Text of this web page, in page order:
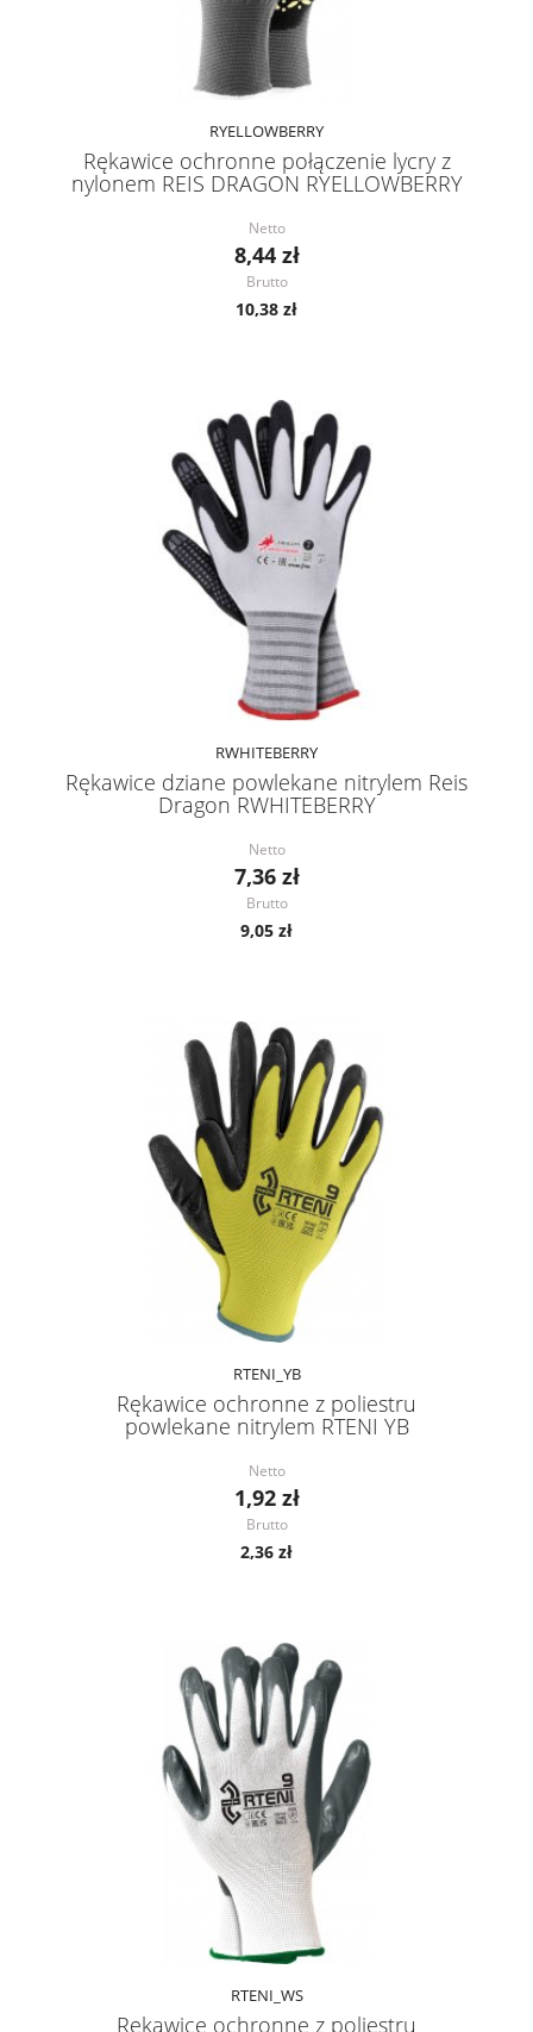
RYELLOWBERRY
Rękawice ochronne połączenie lycry z
nylonem REIS DRAGON RYELLOWBERRY
Netto
8,44 zł
Brutto
10,38 zł
RWHITEBERRY
Rękawice dziane powlekane nitrylem Reis
Dragon RWHITEBERRY
Netto
7,36 zł
Brutto
9,05 zł
RTENI_YB
Rękawice ochronne z poliestru
powlekane nitrylem RTENI YB
Netto
1,92 zł
Brutto
2,36 zł
RTENI_WS
Rękawice ochronne z poliestru